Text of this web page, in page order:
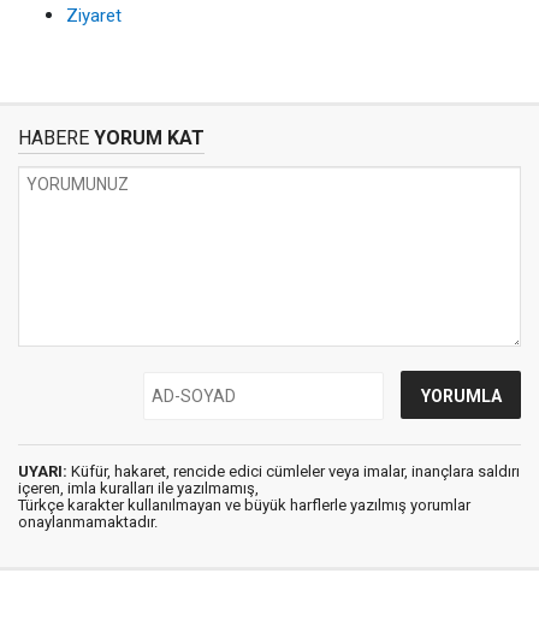
Ziyaret
HABERE YORUM KAT
UYARI: Küfür, hakaret, rencide edici cümleler veya imalar, inançlara saldırı
içeren, imla kuralları ile yazılmamış,
Türkçe karakter kullanılmayan ve büyük harflerle yazılmış yorumlar
onaylanmamaktadır.